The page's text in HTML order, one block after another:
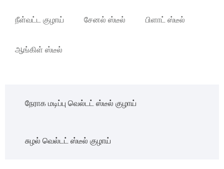
நீள்வட்ட குழாய் சேனல் ஸ்டீல் பிளாட் ஸ்டீல்
ஆங்கிள் ஸ்டீல்
நேராக மடிப்பு வெல்டட் ஸ்டீல் குழாய்
சுழல் வெல்டட் ஸ்டீல் குழாய்